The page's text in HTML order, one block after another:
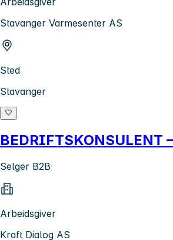
Stavanger Varmesenter AS
Sted
Stavanger
BEDRIFTSKONSULENT
Selger B2B
Arbeidsgiver
Kraft Dialog AS